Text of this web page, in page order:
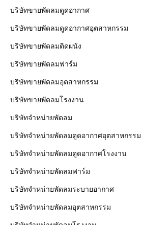
บริษัทขายพัดลมดูดอากาศ
บริษัทขายพัดลมดูดอากาศอุตสาหกรรม
บริษัทขายพัดลมติดผนัง
บริษัทขายพัดลมฟาร์ม
บริษัทขายพัดลมอุตสาหกรรม
บริษัทขายพัดลมโรงงาน
บริษัทจำหน่ายพัดลม
บริษัทจำหน่ายพัดลมดูดอากาศอุตสาหกรรม
บริษัทจำหน่ายพัดลมดูดอากาศโรงงาน
บริษัทจำหน่ายพัดลมฟาร์ม
บริษัทจำหน่ายพัดลมระบายอากาศ
บริษัทจำหน่ายพัดลมอุตสาหกรรม